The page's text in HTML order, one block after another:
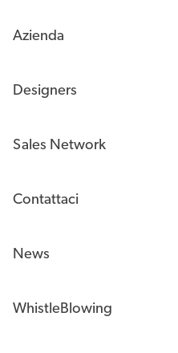
Azienda
Designers
Sales Network
Contattaci
News
WhistleBlowing